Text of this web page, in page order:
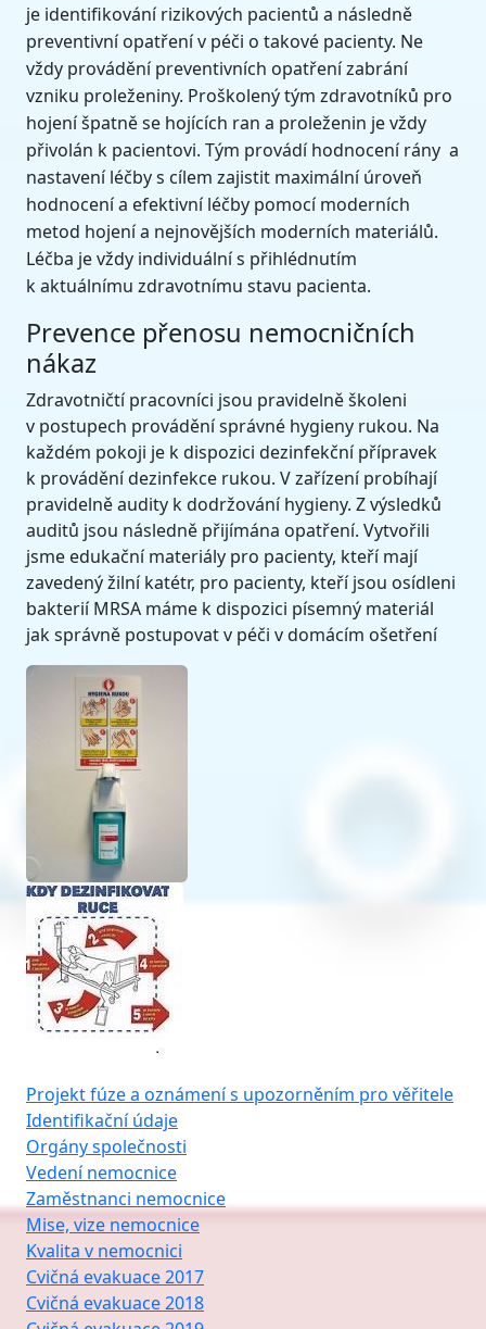
je identifikování rizikových pacientů a následně
preventivní opatření v péči o takové pacienty. Ne
vždy provádění preventivních opatření zabrání
vzniku proleženiny. Proškolený tým zdravotníků pro
hojení špatně se hojících ran a proleženin je vždy
přivolán k pacientovi. Tým provádí hodnocení rány a
nastavení léčby s cílem zajistit maximální úroveň
hodnocení a efektivní léčby pomocí moderních
metod hojení a nejnovějších moderních materiálů.
Léčba je vždy individuální s přihlédnutím
k aktuálnímu zdravotnímu stavu pacienta.
Prevence přenosu nemocničních
nákaz
Zdravotničtí pracovníci jsou pravidelně školeni
v postupech provádění správné hygieny rukou. Na
každém pokoji je k dispozici dezinfekční přípravek
k provádění dezinfekce rukou. V zařízení probíhají
pravidelně audity k dodržování hygieny. Z výsledků
auditů jsou následně přijímána opatření. Vytvořili
jsme edukační materiály pro pacienty, kteří mají
zavedený žilní katétr, pro pacienty, kteří jsou osídleni
bakterií MRSA máme k dispozici písemný materiál
jak správně postupovat v péči v domácím ošetření
Projekt fúze a oznámení s upozorněním pro věřitele
Identifikační údaje
Orgány společnosti
Vedení nemocnice
Zaměstnanci nemocnice
Mise, vize nemocnice
Kvalita v nemocnici
Cvičná evakuace 2017
Cvičná evakuace 2018